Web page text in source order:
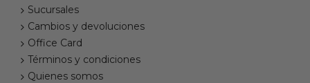
Sucursales
Cambios y devoluciones
Office Card
Términos y condiciones
Quienes somos